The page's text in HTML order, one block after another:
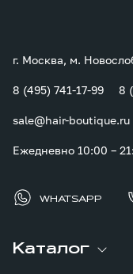
Каталог
г. Москва, м.
8 (495) 741-17-99 8
sale@hair-boutique.ru
Ежедневно 10:00 –
WHATSAPP